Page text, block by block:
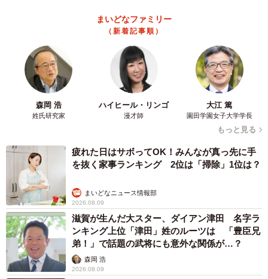
まいどなファミリー
（新着記事順）
森岡 浩
姓氏研究家
ハイヒール・リンゴ
漫才師
大江 篤
園田学園女子大学学長
もっと見る
疲れた日はサボってOK！みんなが真っ先に手
を抜く家事ランキング 2位は「掃除」1位は？
まいどなニュース情報部
2026.08.09
滋賀が生んだ大スター、ダイアン津田 名字ラ
ンキング上位「津田」姓のルーツは 「豊臣兄
弟！」で話題の武将にも意外な関係が…？
森岡 浩
2026.08.09